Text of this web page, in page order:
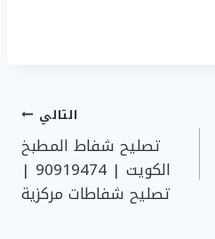
التالي
تصليح شفاط المطبخ
الكويت | 90919474 |
تصليح شفاطات مركزية